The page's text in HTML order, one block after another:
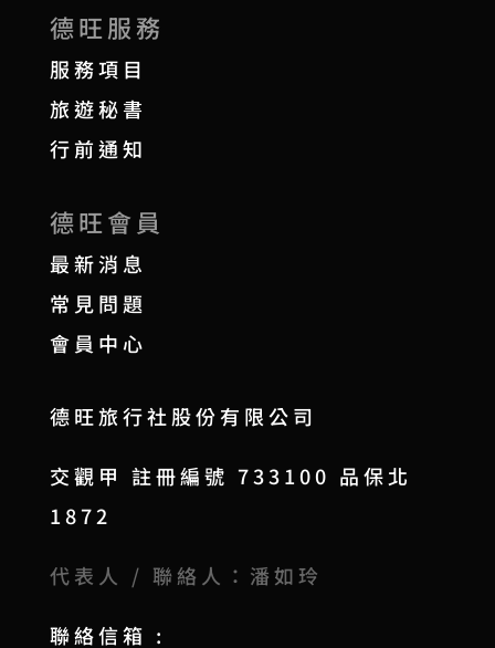
德旺服務
服務項目
旅遊秘書
行前通知
德旺會員
最新消息
常見問題
會員中心
德旺旅行社股份有限公司
交觀甲 註冊編號 733100 品保北
1872
代表人 / 聯絡人：潘如玲
聯絡信箱 :